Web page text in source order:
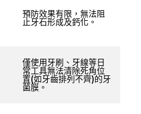
預防效果有限，無法阻
止牙石形成及鈣化。
僅使用牙刷、牙線等日
常工具無法清除死角位
置(如牙齒排列不齊)的牙
菌膜。